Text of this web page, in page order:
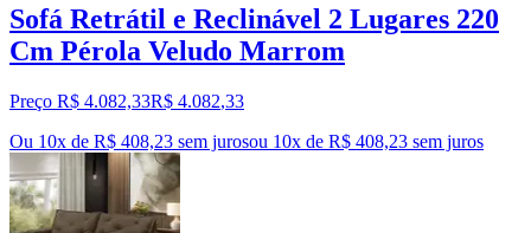
Sofá Retrátil e Reclinável 2 Lugares 220
Cm Pérola Veludo Marrom
Preço R$ 4.082,33R$ 4.082,33
Ou 10x de R$ 408,23 sem jurosou 10x de R$ 408,23 sem juros